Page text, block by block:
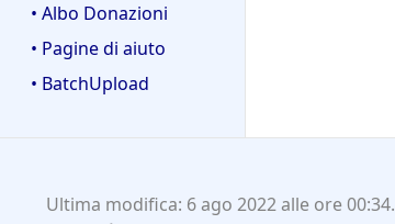
• Albo Donazioni
• Pagine di aiuto
• BatchUpload
Ultima modifica: 6 ago 2022 alle ore 00:34.